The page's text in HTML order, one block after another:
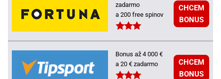
zadarmo
a 200 free spinov
CHCEM
BONUS
Bonus až 4 000 €
a 20 € zadarmo
CHCEM
BONUS